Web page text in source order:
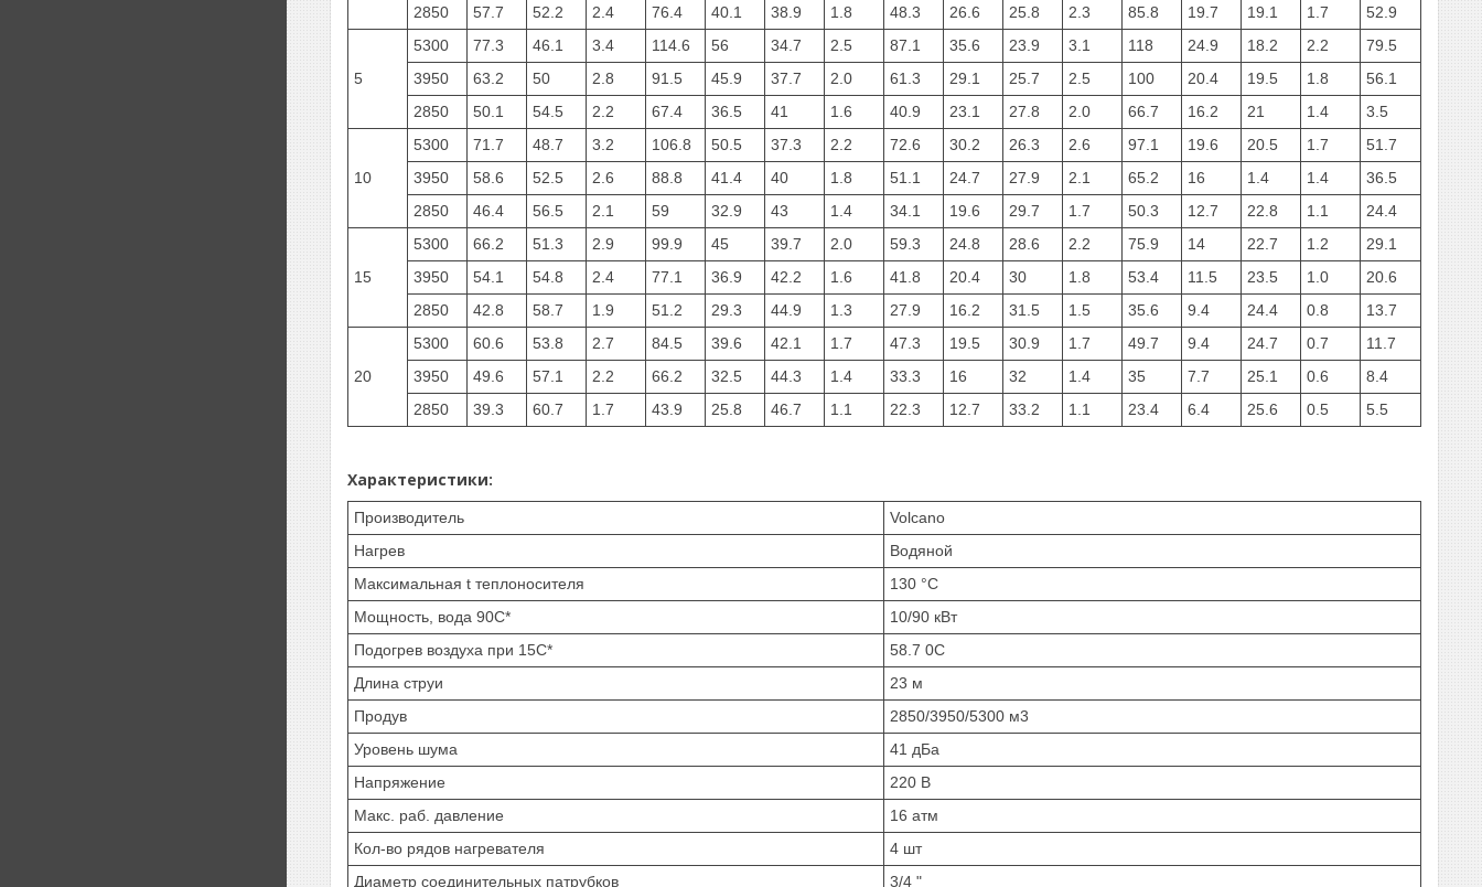
2850
57.7 52.2 2.4 76.4 40.1 38.9 1.8 48.3 26.6 25.8 2.3 85.8 19.7 19.1 1.7 52.9
5
5300 77.3 46.1 3.4 114.6 56 34.7 2.5 87.1 35.6 23.9 3.1 118 24.9 18.2 2.2
79.5
3950
63.2 50 2.8 91.5 45.9 37.7 2.0 61.3 29.1 25.7 2.5 100 20.4 19.5 1.8
56.1
2850
50.1 54.5 2.2 67.4 36.5 41 1.6 40.9 23.1 27.8 2.0 66.7 16.2 21 1.4 3.5
10
5300 71.7 48.7 3.2 106.8 50.5 37.3 2.2 72.6 30.2 26.3 2.6 97.1 19.6 20.5 1.7
51.7
3950
58.6 52.5 2.6 88.8 41.4 40 1.8 51.1 24.7 27.9 2.1 65.2 16 1.4 1.4
36.5
2850
46.4 56.5 2.1 59 32.9 43 1.4 34.1 19.6 29.7 1.7 50.3 12.7 22.8 1.1 24.4
15
5300 66.2 51.3 2.9 99.9 45 39.7 2.0 59.3 24.8 28.6 2.2 75.9 14 22.7 1.2
29.1
3950
54.1 54.8 2.4 77.1 36.9 42.2 1.6 41.8 20.4 30 1.8 53.4 11.5 23.5 1.0
20.6
2850
42.8 58.7 1.9 51.2 29.3 44.9 1.3 27.9 16.2 31.5 1.5 35.6 9.4 24.4 0.8 13.7
20
5300 60.6 53.8 2.7 84.5 39.6 42.1 1.7 47.3 19.5 30.9 1.7 49.7 9.4 24.7 0.7
11.7
3950
49.6 57.1 2.2 66.2 32.5 44.3 1.4 33.3 16 32 1.4 35 7.7 25.1 0.6
8.4
2850
39.3 60.7 1.7 43.9 25.8 46.7 1.1 22.3 12.7 33.2 1.1 23.4 6.4 25.6 0.5 5.5
Характеристики:
Производитель
Volcano
Нагрев
Водяной
Максимальная t теплоносителя
130 °C
Мощность, вода 90С*
10/90 кВт
Подогрев воздуха при 15С*
58.7 0C
Длина струи
23 м
Продув
2850/3950/5300 м3
Уровень шума
41 дБа
Напряжение
220 В
Макс. раб. давление
16 атм
Кол-во рядов нагревателя
4 шт
Диаметр соединительных патрубков
3/4 "